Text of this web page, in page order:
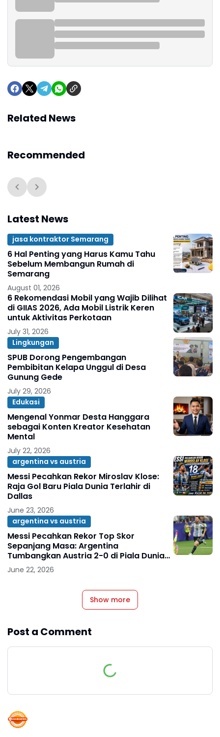
Related News
Recommended
Latest News
jasa kontraktor Semarang
6 Hal Penting yang Harus Kamu Tahu
Sebelum Membangun Rumah di
Semarang
August 01, 2026
6 Rekomendasi Mobil yang Wajib Dilihat
di GIIAS 2026, Ada Mobil Listrik Keren
untuk Aktivitas Perkotaan
July 31, 2026
Lingkungan
SPUB Dorong Pengembangan
Pembibitan Kelapa Unggul di Desa
Gunung Gede
July 29, 2026
Edukasi
Mengenal Yonmar Desta Hanggara
sebagai Konten Kreator Kesehatan
Mental
July 22, 2026
argentina vs austria
Messi Pecahkan Rekor Miroslav Klose:
Raja Gol Baru Piala Dunia Terlahir di
Dallas
June 23, 2026
argentina vs austria
Messi Pecahkan Rekor Top Skor
Sepanjang Masa: Argentina
Tumbangkan Austria 2-0 di Piala Dunia
2026
June 22, 2026
Show more
Post a Comment